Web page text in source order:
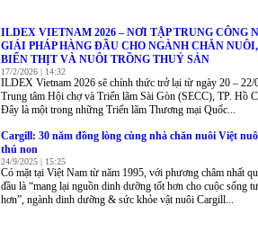
ILDEX VIETNAM 2026 – NƠI TẬP TRUNG CÔNG
GIẢI PHÁP HÀNG ĐẦU CHO NGÀNH CHĂN
BIẾN THỊT VÀ NUÔI TRỒNG THUỶ SẢN
17/2/2026 | 14:32
ILDEX Vietnam 2026 sẽ chính thức trở lại từ ngày 20 – 22/
Trung tâm Hội chợ và Triển lãm Sài Gòn (SECC), TP. Hồ
Đây là một trong những Triển lãm Thương mại Quốc...
Cargill: 30 năm đồng lòng cùng nhà chăn nuôi Việt
thú non
24/9/2025 | 15:25
Có mặt tại Việt Nam từ năm 1995, với phương châm nhất
đầu là “mang lại nguồn dinh dưỡng tốt hơn cho cuộc sống
hơn”, ngành dinh dưỡng & sức khỏe vật nuôi Cargill...